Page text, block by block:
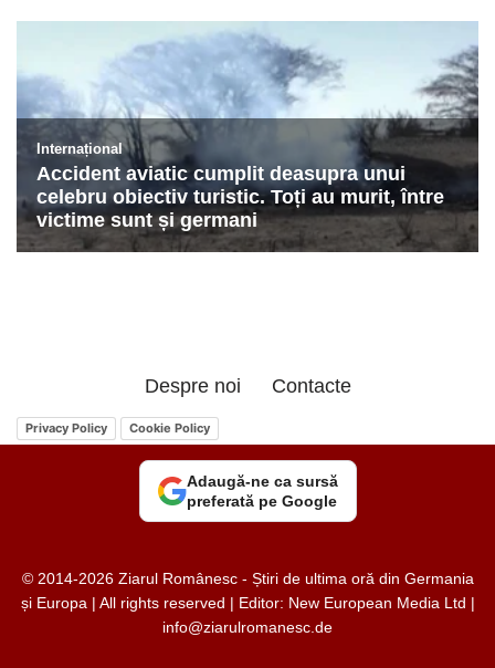
Despre noi Contacte
Privacy Policy Cookie Policy
Adaugă-ne ca sursă
preferată pe Google
© 2014-2026 Ziarul Românesc - Știri de ultima oră din Germania
și Europa | All rights reserved | Editor: New European Media Ltd |
info@ziarulromanesc.de